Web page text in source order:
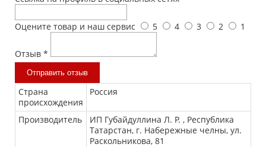
Оцените товар и наш сервис 5 4 3 2 1
Отзыв *
Отправить отзыв
Страна
происхождения
Россия
Производитель
ИП Губайдуллина Л. Р. , Республика
Татарстан, г. Набережные челны, ул.
Раскольникова, 81